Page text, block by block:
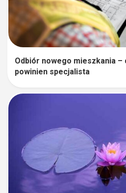
Odbiór nowego mieszkania –
powinien specjalista